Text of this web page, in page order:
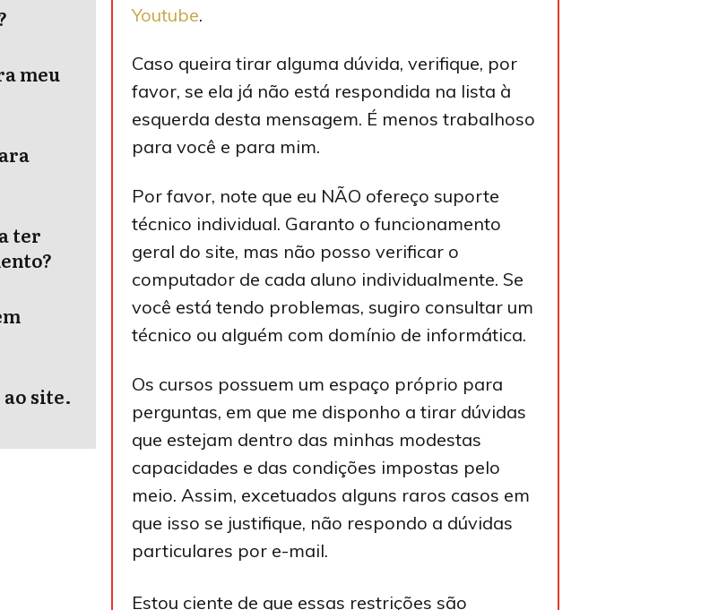
meu
ter
site.
Youtube.
Caso queira tirar alguma dúvida, verifique, por
favor, se ela já não está respondida na lista à
esquerda desta mensagem. É menos trabalhoso
para você e para mim.
Por favor, note que eu NÃO ofereço suporte
técnico individual. Garanto o funcionamento
geral do site, mas não posso verificar o
computador de cada aluno individualmente. Se
você está tendo problemas, sugiro consultar um
técnico ou alguém com domínio de informática.
Os cursos possuem um espaço próprio para
perguntas, em que me disponho a tirar dúvidas
que estejam dentro das minhas modestas
capacidades e das condições impostas pelo
meio. Assim, excetuados alguns raros casos em
que isso se justifique, não respondo a dúvidas
particulares por e-mail.
Estou ciente de que essas restrições são